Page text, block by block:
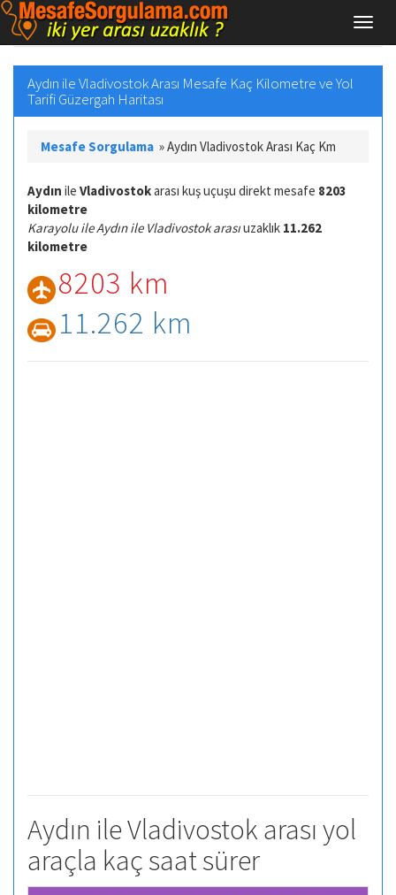
Aydın ile Vladivostok Arası Mesafe Kaç Kilometre ve Yol
Tarifi Güzergah Haritası
Mesafe Sorgulama »Aydın Vladivostok Arası Kaç Km
Aydın ile Vladivostokarası kuş uçuşu direkt mesafe 8203
kilometre
Karayolu ile Aydın ile Vladivostok arasıuzaklık 11.262
kilometre
8203 km
11.262 km
Aydın ile Vladivostok arası yol
araçla kaç saat sürer